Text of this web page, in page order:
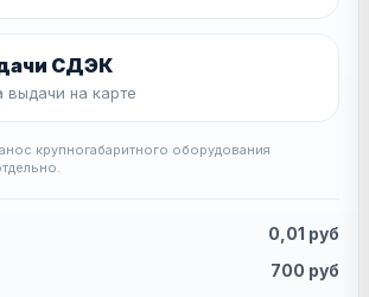
СДЭК
выдачи на карте
крупногабаритного оборудования
0,01 руб
700 руб